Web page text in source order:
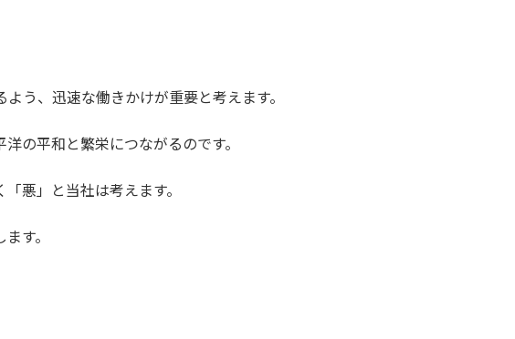
う、迅速な働きかけが重要と考えます。
の平和と繁栄につながるのです。
悪」と当社は考えます。
す。